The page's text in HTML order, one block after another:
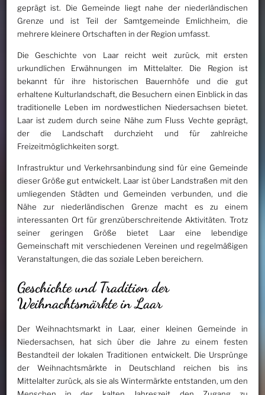
geprägt ist. Die Gemeinde liegt nahe der niederländischen
Grenze und ist Teil der Samtgemeinde Emlichheim, die
mehrere kleinere Ortschaften in der Region umfasst.
Die Geschichte von Laar reicht weit zurück, mit ersten
urkundlichen Erwähnungen im Mittelalter. Die Region ist
bekannt für ihre historischen Bauernhöfe und die gut
erhaltene Kulturlandschaft, die Besuchern einen Einblick in das
traditionelle Leben im nordwestlichen Niedersachsen bietet.
Laar ist zudem durch seine Nähe zum Fluss Vechte geprägt,
der die Landschaft durchzieht und für zahlreiche
Freizeitmöglichkeiten sorgt.
Infrastruktur und Verkehrsanbindung sind für eine Gemeinde
dieser Größe gut entwickelt. Laar ist über Landstraßen mit den
umliegenden Städten und Gemeinden verbunden, und die
Nähe zur niederländischen Grenze macht es zu einem
interessanten Ort für grenzüberschreitende Aktivitäten. Trotz
seiner geringen Größe bietet Laar eine lebendige
Gemeinschaft mit verschiedenen Vereinen und regelmäßigen
Veranstaltungen, die das soziale Leben bereichern.
Geschichte und Tradition der
Weihnachtsmärkte in Laar
Der Weihnachtsmarkt in Laar, einer kleinen Gemeinde in
Niedersachsen, hat sich über die Jahre zu einem festen
Bestandteil der lokalen Traditionen entwickelt. Die Ursprünge
der Weihnachtsmärkte in Deutschland reichen bis ins
Mittelalter zurück, als sie als Wintermärkte entstanden, um den